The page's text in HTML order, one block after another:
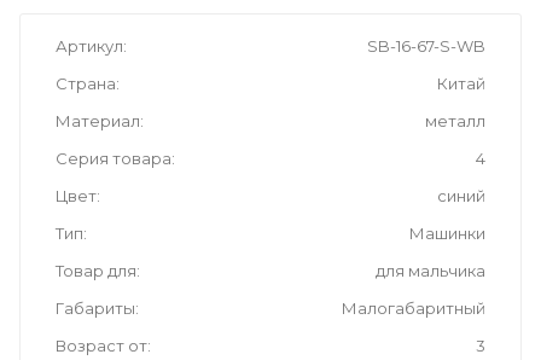
Артикул
SB-16-67-S-WB
Страна
Китай
Материал
металл
Серия товара
4
Цвет
синий
Тип
Машинки
Товар для
для мальчика
Габариты
Малогабаритный
Возраст от
3